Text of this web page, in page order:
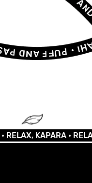
KAPARA •RELAX,